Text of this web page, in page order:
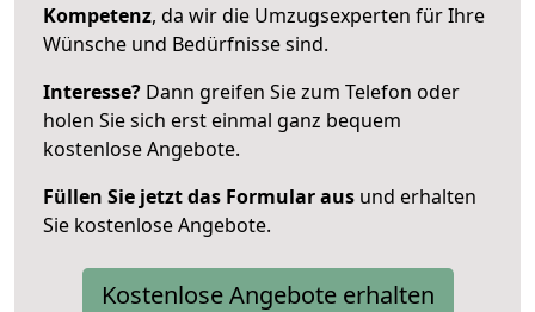
Kompetenz, da wir die Umzugsexperten für Ihre
Wünsche und Bedürfnisse sind.
Interesse? Dann greifen Sie zum Telefon oder
holen Sie sich erst einmal ganz bequem
kostenlose Angebote.
Füllen Sie jetzt das Formular aus und erhalten
Sie kostenlose Angebote.
Kostenlose Angebote erhalten